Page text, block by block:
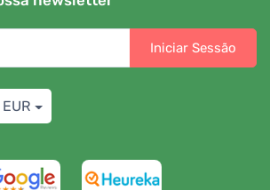
Iniciar Sessão